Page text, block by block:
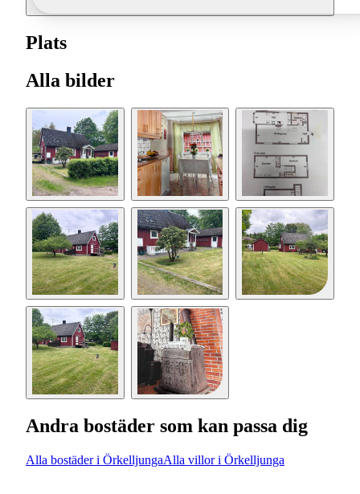
Plats
Alla bilder
Andra bostäder som kan passa dig
Alla bostäder i ÖrkelljungaAlla villor i Örkelljunga